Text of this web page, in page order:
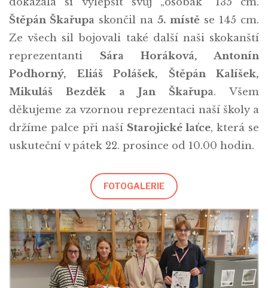
Štěpán Škařupa skončil na 5. místě se 145 cm.
Ze všech sil bojovali také další naši skokanští
reprezentanti Sára Horáková, Antonín
Podhorný, Eliáš Polášek, Štěpán Kalíšek,
Mikuláš Bezděk a Jan Škařupa. Všem
děkujeme za vzornou reprezentaci naší školy a
držíme palce při naší Starojické laťce, která se
uskuteční v pátek 22. prosince od 10.00 hodin.
FOTOGALERIE